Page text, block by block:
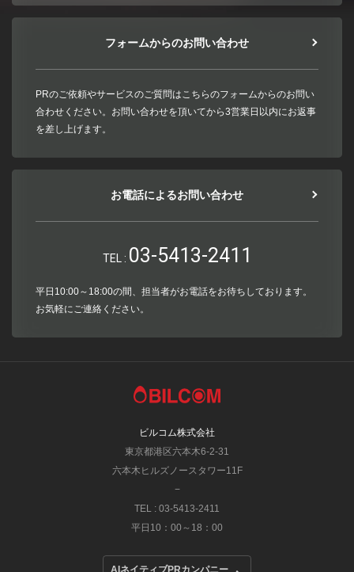
フォームからのお問い合わせ
PRのご依頼やサービスのご質問はこちらのフォームからのお問い
合わせください。お問い合わせを頂いてから3営業日以内にお返事
を差し上げます。
お電話によるお問い合わせ
TEL : 03-5413-2411
平日10:00～18:00の間、担当者がお電話をお待ちしております。
お気軽にご連絡ください。
ビルコム株式会社
東京都港区六本木6-2-31
六本木ヒルズノースタワー11F
−
TEL : 03-5413-2411
平日10：00～18：00
AIネイティブPRカンパニー